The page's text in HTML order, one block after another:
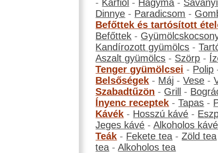
- Karfiol - Hagyma -
Dinnye - Paradicsom -
Befőttek és tartósított
Befőttek -
Kandírozott gyümölcs -
Aszalt gyümölcs - Szörp -
Tenger gyümölcsei - Polip
Belsőségek - Máj -Vese -
Szabadtűzön - Grill -
Ínyenc receptek -Tapas -
Kávék - Hosszú kávé -
Jeges kávé -Alkoholos kávé
Teák - Fekete tea -Zöld tea
tea -Alkoholos tea